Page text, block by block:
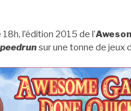
l’édition 2015 de l’
sur une tonne de jeux